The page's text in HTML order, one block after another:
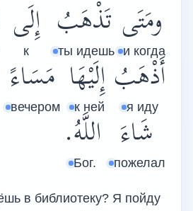
ومَتَى
и когда
تَذْهَبُ
ты идешь
إِلَى
к
أَذْهَبُ
я иду
إِلَيْهَا
к ней
مَسَاءً
вечером
شَاءَ
пожелал
اللَّهُ.
Бог.
в библиоте­ку? Я пойду